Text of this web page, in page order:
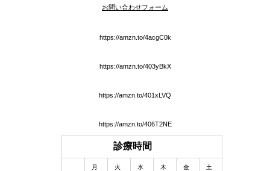
お問い合わせフォーム
https://amzn.to/4acgC0k
https://amzn.to/403yBkX
https://amzn.to/401xLVQ
https://amzn.to/406T2NE
診療時間
月 火 水 木 金 土